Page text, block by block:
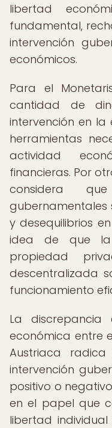
libertad
fundamental,
intervención
económicos.
Para el
cantidad de
intervención en
herramientas
actividad
financieras. Por
considera
gubernamentales
y desequilibrios
idea de que la
propiedad
descentralizada
funcionamiento
La
económica entre
Austriaca
intervención
positivo o
en el papel que
libertad